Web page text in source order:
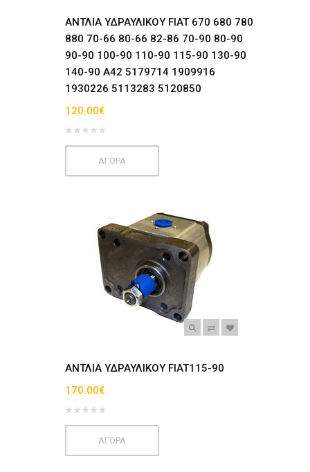
ΑΝΤΛΙΑ ΥΔΡΑΥΛΙΚΟΥ FIAT 670 680 780
880 70-66 80-66 82-86 70-90 80-90
90-90 100-90 110-90 115-90 130-90
140-90 A42 5179714 1909916
1930226 5113283 5120850
120.00€
ΑΓΟΡΑ
ΑΝΤΛΙΑ ΥΔΡΑΥΛΙΚΟΥ FIAT115-90
170.00€
ΑΓΟΡΑ